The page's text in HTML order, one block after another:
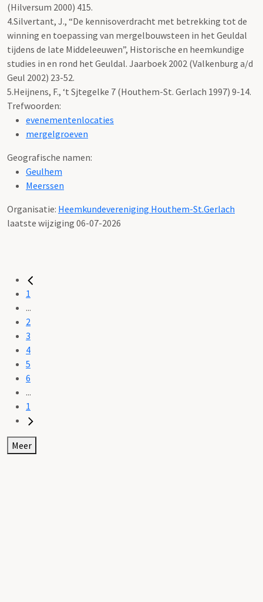
(Hilversum 2000) 415.
4.Silvertant, J., “De kennisoverdracht met betrekking tot de
winning en toepassing van mergelbouwsteen in het Geuldal
tijdens de late Middeleeuwen”, Historische en heemkundige
studies in en rond het Geuldal. Jaarboek 2002 (Valkenburg a/d
Geul 2002) 23-52.
5.Heijnens, F., ‘t Sjtegelke 7 (Houthem-St. Gerlach 1997) 9-14.
Trefwoorden:
evenementenlocaties
mergelgroeven
Geografische namen:
Geulhem
Meerssen
Organisatie: Heemkundevereniging Houthem-St.Gerlach
laatste wijziging 06-07-2026
1
...
2
3
4
5
6
...
1
Meer